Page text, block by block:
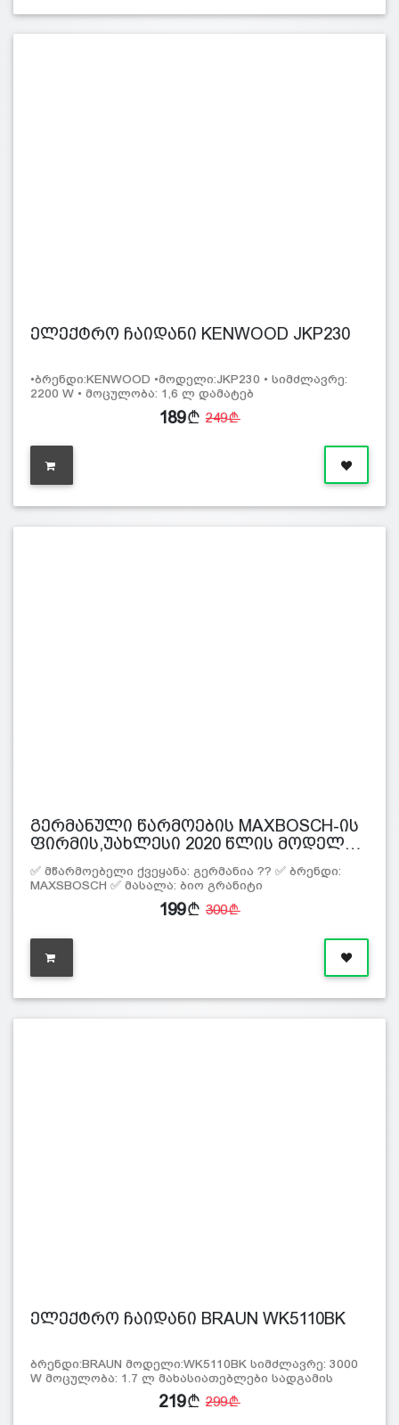
ელექტრო ჩაიდანი KENWOOD JKP230
•ბრენდი:KENWOOD •მოდელი:JKP230 • სიმძლავრე:
2200 W • მოცულობა: 1,6 ლ დამატებ
189 249
გერმანული წარმოების MAXBOSCH-ის
ფირმის,უახლესი 2020 წლის მოდელ…
✅ მწარმოებელი ქვეყანა: გერმანია ?? ✅ ბრენდი:
MAXSBOSCH ✅ მასალა: ბიო გრანიტი
199 300
ელექტრო ჩაიდანი BRAUN WK5110BK
ბრენდი:BRAUN მოდელი:WK5110BK სიმძლავრე: 3000
W მოცულობა: 1.7 ლ მახასიათებლები სადგამის
219 299